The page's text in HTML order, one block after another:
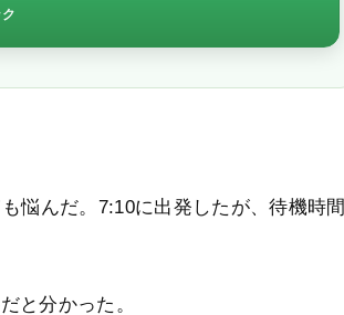
悩んだ。7:10に出発したが、待機時間
と分かった。